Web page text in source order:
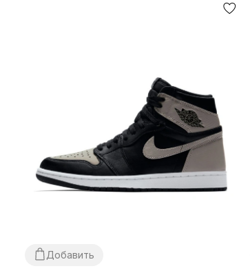
Добавить